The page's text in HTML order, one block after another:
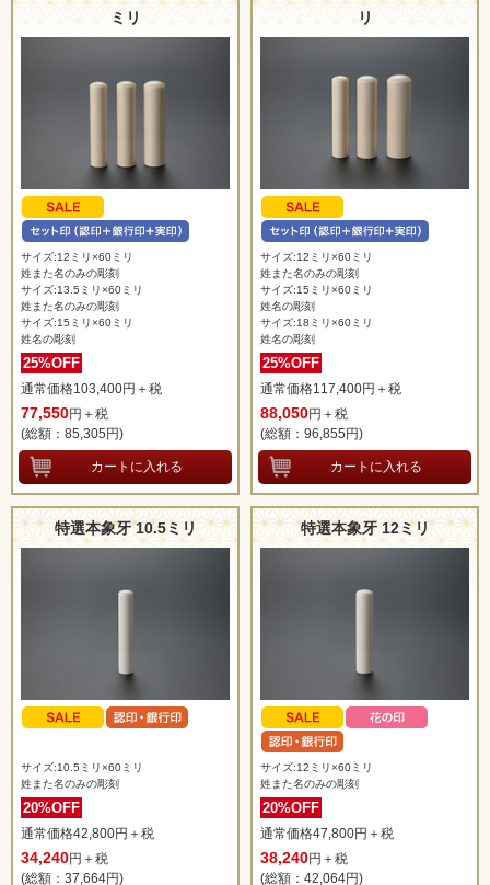
ミリ
サイズ:12ミリ×60ミリ
姓また名のみの彫刻
サイズ:13.5ミリ×60ミリ
姓また名のみの彫刻
サイズ:15ミリ×60ミリ
姓名の彫刻
25%OFF
通常価格103,400円＋税
77,550円＋税
(総額：85,305 円)
リ
サイズ:12ミリ×60ミリ
姓また名のみの彫刻
サイズ:15ミリ×60ミリ
姓名の彫刻
サイズ:18ミリ×60ミリ
姓名の彫刻
25%OFF
通常価格117,400円＋税
88,050円＋税
(総額：96,855 円)
特選本象牙 10.5ミリ
サイズ:10.5ミリ×60ミリ
姓また名のみの彫刻
20%OFF
通常価格42,800円＋税
34,240円＋税
(総額：37,664円)
特選本象牙 12ミリ
サイズ:12ミリ×60ミリ
姓また名のみの彫刻
20%OFF
通常価格47,800円＋税
38,240円＋税
(総額：42,064円)